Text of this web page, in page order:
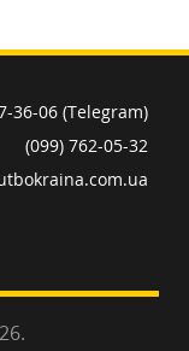
36-06 (Telegram)
(099) 762-05-32